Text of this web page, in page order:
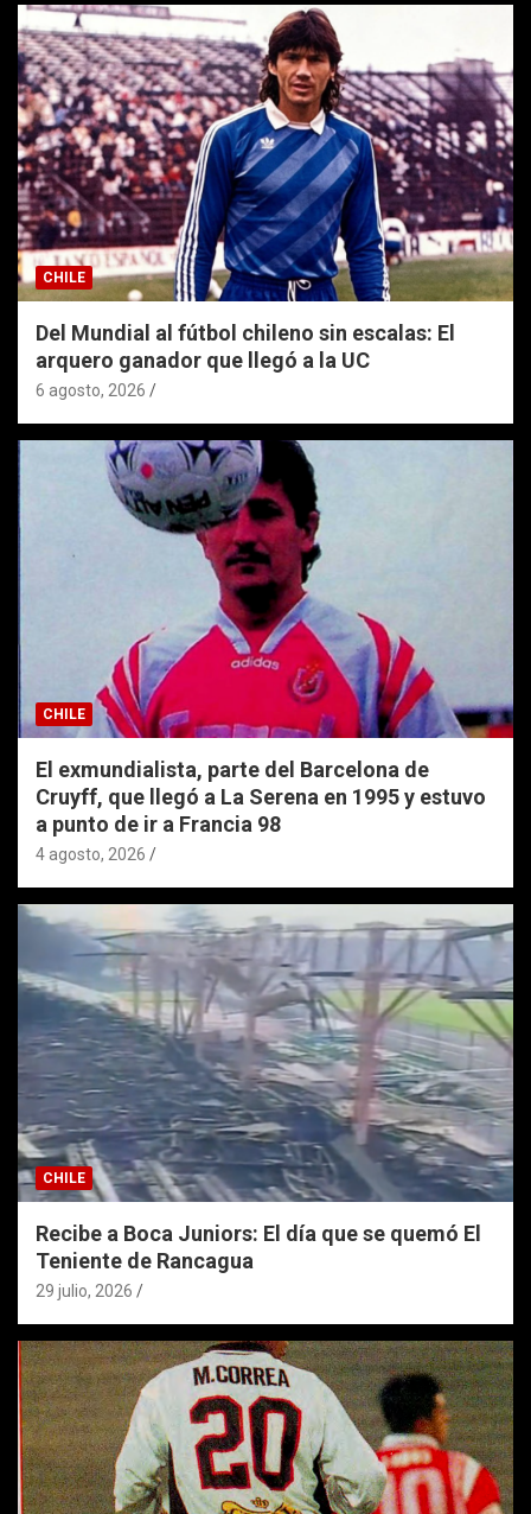
CHILE
Del Mundial al fútbol chileno sin escalas: El
arquero ganador que llegó a la UC
6 agosto, 2026
CHILE
El exmundialista, parte del Barcelona de
Cruyff, que llegó a La Serena en 1995 y estuvo
a punto de ir a Francia 98
4 agosto, 2026
CHILE
Recibe a Boca Juniors: El día que se quemó El
Teniente de Rancagua
29 julio, 2026